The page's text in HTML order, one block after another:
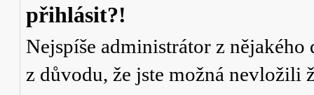
přihlásit?!
Nejspíše administrátor z
z důvodu, že jste možná nevložili